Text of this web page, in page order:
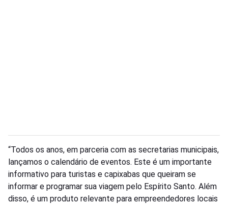
“Todos os anos, em parceria com as secretarias municipais,
lançamos o calendário de eventos. Este é um importante
informativo para turistas e capixabas que queiram se
informar e programar sua viagem pelo Espírito Santo. Além
disso, é um produto relevante para empreendedores locais